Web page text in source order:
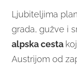
Ljubiteljima
grada, gužve i
alpska cesta
Austrijom od